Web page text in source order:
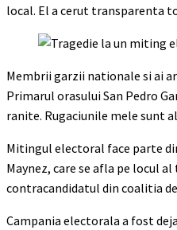
local. El a cerut transparenta
Membrii garzii nationale si ai
Primarul orasului San Pedro
ranite. Rugaciunile mele sunt
Mitingul electoral face parte
Maynez, care se afla pe locul
contracandidatul din coalitia
Campania electorala a fost